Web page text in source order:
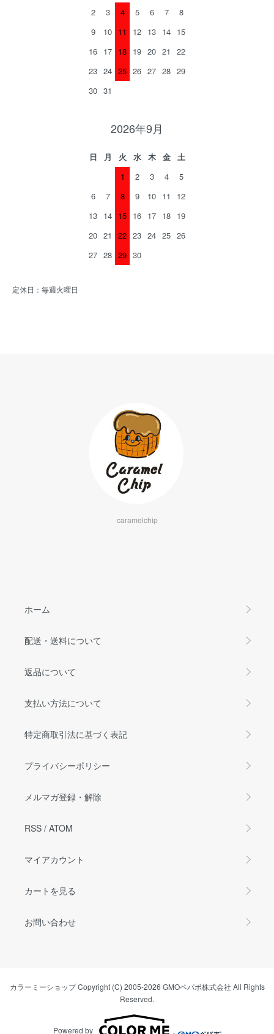
2
3 4 5 6 7
8
9
10 11 12 13 14 15
16 17 18 19 20 21
22
23 24 25 26 27 28 29
30 31
2026年9月
日 月 火 水 木 金
土
1
2 3 4
5
6
7 8 9 10 11
12
13 14 15 16 17 18 19
20 21 22 23 24 25 26
27 28 29 30
定休日：毎週火曜日
caramelchip
ホーム
配送・送料について
返品について
支払い方法について
特定商取引法に基づく表記
プライバシーポリシー
メルマガ登録・解除
RSS / ATOM
マイアカウント
カートを見る
お問い合わせ
カラーミーショップCopyright (C) 2005-2026 GMOペパボ株式会社 All Rights
Reserved.
Powered by